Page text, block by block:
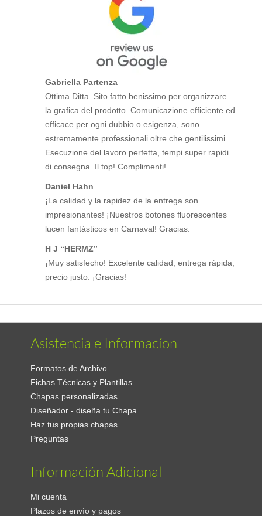
Gabriella Partenza
Ottima Ditta. Sito fatto benissimo per organizzare
la grafica del prodotto. Comunicazione efficiente ed
efficace per ogni dubbio o esigenza, sono
estremamente professionali oltre che gentilissimi.
Esecuzione del lavoro perfetta, tempi super rapidi
di consegna. Il top! Complimenti!
Daniel Hahn
¡La calidad y la rapidez de la entrega son
impresionantes! ¡Nuestros botones fluorescentes
lucen fantásticos en Carnaval! Gracias.
H J “HERMZ”
¡Muy satisfecho! Excelente calidad, entrega rápida,
precio justo. ¡Gracias!
Asistencia e Informacíon
Formatos de Archivo
Fichas Técnicas y Plantillas
Chapas personalizadas
Diseñador - diseña tu Chapa
Haz tus propias chapas
Preguntas
Información Adicional
Mi cuenta
Plazos de envío y pagos